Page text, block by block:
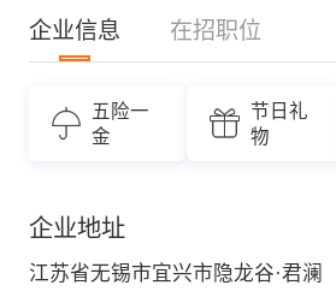
企业信息 在招职位
五险一
金
节日礼
物
企业地址
江苏省无锡市宜兴市隐龙谷·君澜